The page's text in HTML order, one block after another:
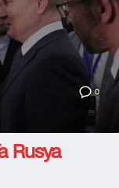
0
Rusya